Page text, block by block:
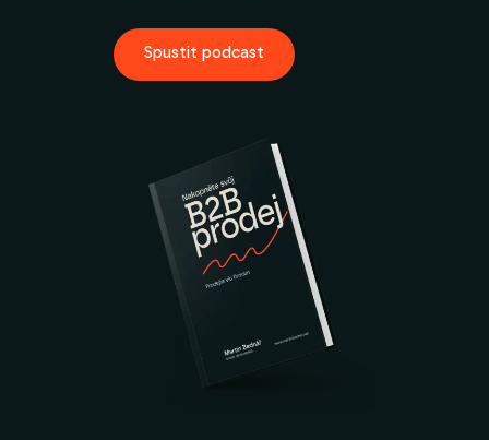
Spustit podcast